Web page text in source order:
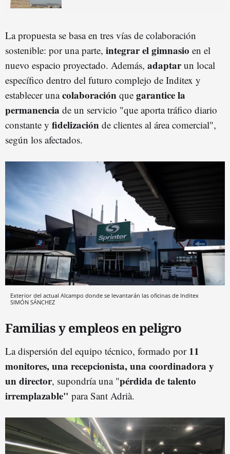
La propuesta se basa en tres vías de colaboración
sostenible: por una parte, integrar el gimnasio en el
nuevo espacio proyectado. Además, adaptarun local
específico dentro del futuro complejo de Inditex y
establecer unacolaboración que garantice la
permanencia de un servicio "que aporta tráfico diario
constante y fidelización de clientes al área comercial",
según los afectados.
Exterior del actual Alcampo donde se levantarán las oficinas de Inditex
SIMÓN SÁNCHEZ
Familias y empleos en peligro
La dispersión del equipo técnico, formado por 11
monitores, una recepcionista, una coordinadora y
un director, supondría una "pérdida de talento
irremplazable" para Sant Adrià.